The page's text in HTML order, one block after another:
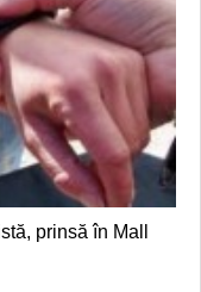
prinsă în Mall